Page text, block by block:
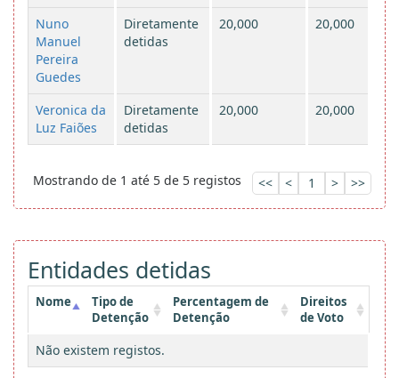
Nuno
Manuel
Pereira
Guedes
Diretamente
detidas
20,000 20,000
Veronica da
Luz Faiões
Diretamente
detidas
20,000 20,000
Mostrando de 1 até 5 de 5 registos << < 1 > >>
Entidades detidas
Nome
Tipo de
Detenção
Percentagem de
Detenção
Direitos
de Voto
Não existem registos.